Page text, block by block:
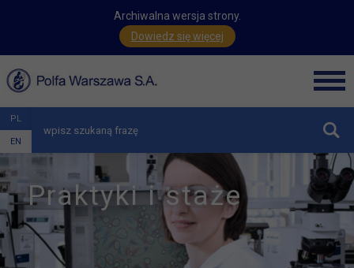
Archiwalna wersja strony.
Dowiedz się więcej
PL
EN
zwiń
Praktyki i staże